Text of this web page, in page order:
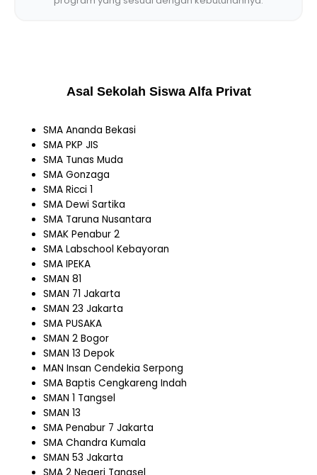
Asal Sekolah Siswa Alfa Privat
SMA Ananda Bekasi
SMA PKP JIS
SMA Tunas Muda
SMA Gonzaga
SMA Ricci 1
SMA Dewi Sartika
SMA Taruna Nusantara
SMAK Penabur 2
SMA Labschool Kebayoran
SMA IPEKA
SMAN 81
SMAN 71 Jakarta
SMAN 23 Jakarta
SMA PUSAKA
SMAN 2 Bogor
SMAN 13 Depok
MAN Insan Cendekia Serpong
SMA Baptis Cengkareng Indah
SMAN 1 Tangsel
SMAN 13
SMA Penabur 7 Jakarta
SMA Chandra Kumala
SMAN 53 Jakarta